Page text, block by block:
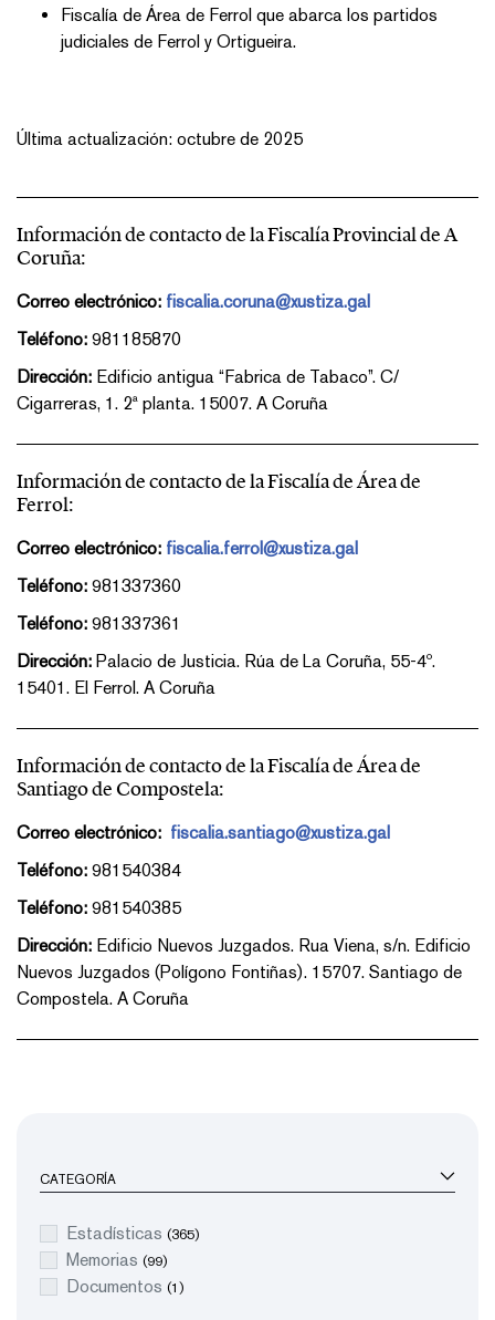
Fiscalía de Área de Ferrol que abarca los partidos
judiciales de Ferrol y Ortigueira.
Última actualización: octubre de 2025
Información de contacto de la Fiscalía Provincial de A
Coruña:
Correo electrónico: fiscalia.coruna@xustiza.gal
Teléfono: 981185870
Dirección: Edificio antigua “Fabrica de Tabaco”. C/
Cigarreras, 1. 2ª planta. 15007. A Coruña
Información de contacto de la Fiscalía de Área de
Ferrol:
Correo electrónico: fiscalia.ferrol@xustiza.gal
Teléfono: 981337360
Teléfono: 981337361
Dirección: Palacio de Justicia. Rúa de La Coruña, 55-4º.
15401. El Ferrol. A Coruña
Información de contacto de la Fiscalía de Área de
Santiago de Compostela:
Correo electrónico: fiscalia.santiago@xustiza.gal
Teléfono: 981540384
Teléfono: 981540385
Dirección: Edificio Nuevos Juzgados. Rua Viena, s/n. Edificio
Nuevos Juzgados (Polígono Fontiñas). 15707. Santiago de
Compostela. A Coruña
CATEGORÍA
Estadísticas (365)
Memorias (99)
Documentos (1)